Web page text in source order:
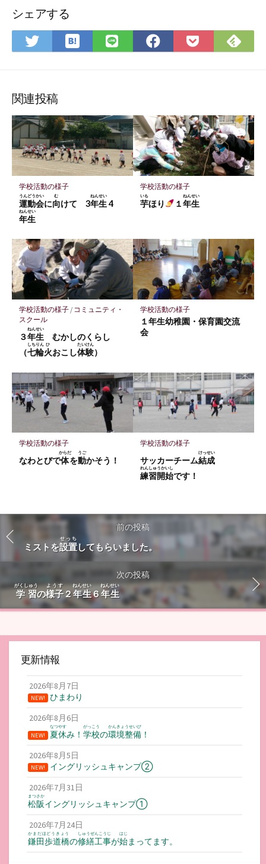
シェアする
Twitter
ェ
ア
は
ッ
ク
マ
ー
ク
に
保
存
LINE
ア
Facebook
ア
Pocket
Feedly
関連投稿
学校活動の様子
運動会
うんどうかい
に向
む
けて 3年生
ねんせい
4
年生
ねんせい
学校活動の様子
芋
いも
ほり １年生
ねんせい
学校活動の様子/ コミュニティ・
スクール
３年生
ねんせい
むかしのくらし
（七輪
しちりん
火
ひ
おこし体験
たいけん
）
学校活動の様子
１年生幼稚園・保育園交流
会
学校活動の様子
なわとびで体
からだ
を動
うご
かそう！
学校活動の様子
サッカーチーム結成
けっせい
練習開始
れんしゅうかいし
です！
前の投稿
ミストを設置
せっち
してもらいました。
次の投稿
学習
がくしゅう
の様子
ようす
２年生
ねんせい
６年生
ねんせい
更新情報
2026年8月7日
NEW!
ひまわり
2026年8月6日
NEW! 夏休
なつやす
み！ 学校
がっこう
の環境整備
かんきょうせいび
！
2026年8月5日
NEW!
イングリッシュキャンプ②
2026年7月31日
松阪
まつさか
イングリッシュキャンプ①
2026年7月24日
鎌田歩道橋
かまだほどうきょう
の修繕工事
しゅうぜんこうじ
が始
はじ
まってます。